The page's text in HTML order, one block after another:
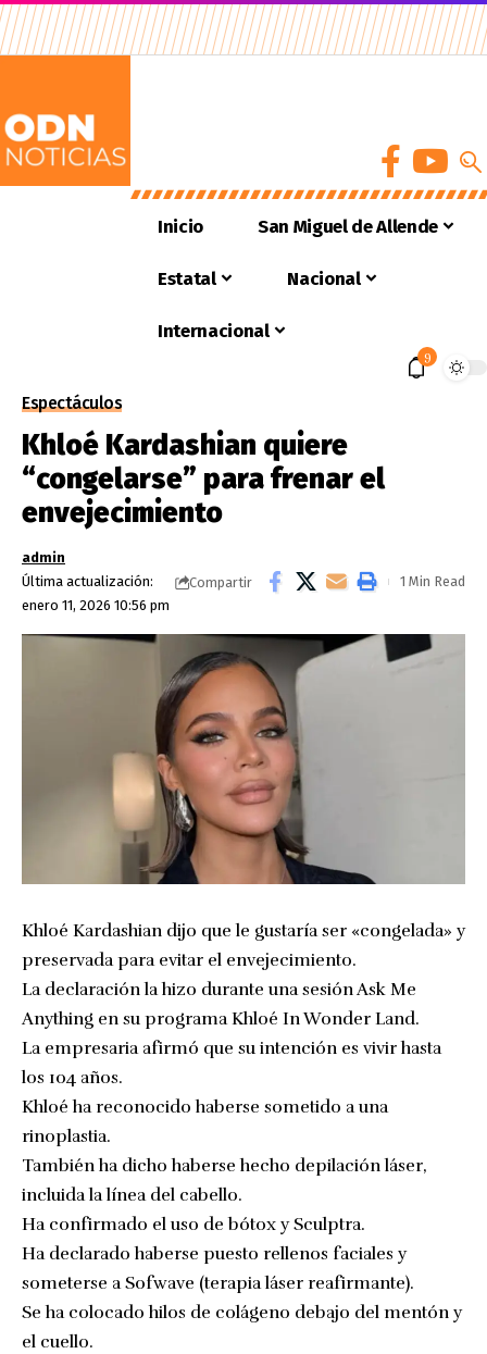
Inicio San Miguel de Allende
Estatal Nacional
Internacional
9
Espectáculos
Khloé Kardashian quiere
“congelarse” para frenar el
envejecimiento
Última actualización:
enero 11, 2026 10:56 pm
admin
Compartir
1 Min Read
Khloé Kardashian dijo que le gustaría ser «congelada» y
preservada para evitar el envejecimiento.
La declaración la hizo durante una sesión Ask Me
Anything en su programa Khloé In Wonder Land.
La empresaria afirmó que su intención es vivir hasta
los 104 años.
Khloé ha reconocido haberse sometido a una
rinoplastia.
También ha dicho haberse hecho depilación láser,
incluida la línea del cabello.
Ha confirmado el uso de bótox y Sculptra.
Ha declarado haberse puesto rellenos faciales y
someterse a Sofwave (terapia láser reafirmante).
Se ha colocado hilos de colágeno debajo del mentón y
el cuello.